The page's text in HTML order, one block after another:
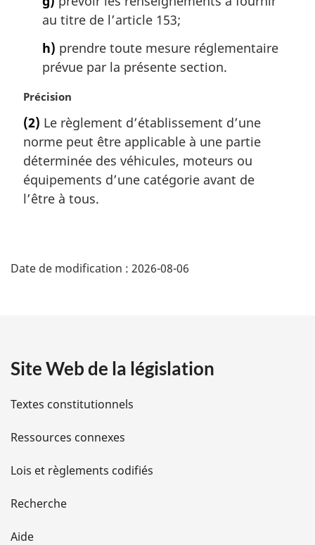
au titre de l’article 153;
h) prendre toute mesure réglementaire
prévue par la présente section.
N
t
e
m
a
g
l
Précision
(2) Le règlement d’établissement d’une
norme peut être applicable à une partie
déterminée des véhicules, moteurs ou
équipements d’une catégorie avant de
l’être à tous.
é
i
l
s
d
e
l
Date de modification : 2026-08-06
Site Web de la législation
Textes constitutionnels
Ressources connexes
Lois et règlements codifiés
Recherche
Aide